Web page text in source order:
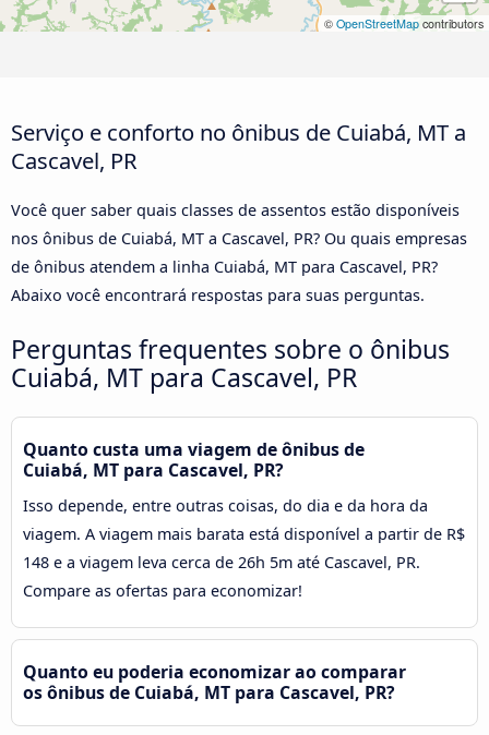
© OpenStreetMap contributors
Serviço e conforto no ônibus de Cuiabá, MT a
Cascavel, PR
Você quer saber quais classes de assentos estão disponíveis
nos ônibus de Cuiabá, MT a Cascavel, PR? Ou quais empresas
de ônibus atendem a linha Cuiabá, MT para Cascavel, PR?
Abaixo você encontrará respostas para suas perguntas.
Perguntas frequentes sobre o ônibus
Cuiabá, MT para Cascavel, PR
Quanto custa uma viagem de ônibus de
Cuiabá, MT para Cascavel, PR?
Isso depende, entre outras coisas, do dia e da hora da
viagem. A viagem mais barata está disponível a partir de R$
148 e a viagem leva cerca de 26h 5m até Cascavel, PR.
Compare as ofertas para economizar!
Quanto eu poderia economizar ao comparar
os ônibus de Cuiabá, MT para Cascavel, PR?